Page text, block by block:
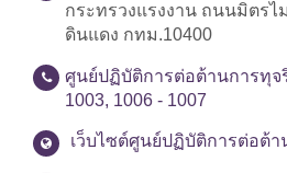
กระทรวงแรงงาน ถนนมิตรไ
ดินแดง กทม.10400
ศูนย์ปฏิบัติการต่อต้านการทุจ
1003, 1006 - 1007
เว็บไซต์ศูนย์ปฏิบัติการต่อต้า